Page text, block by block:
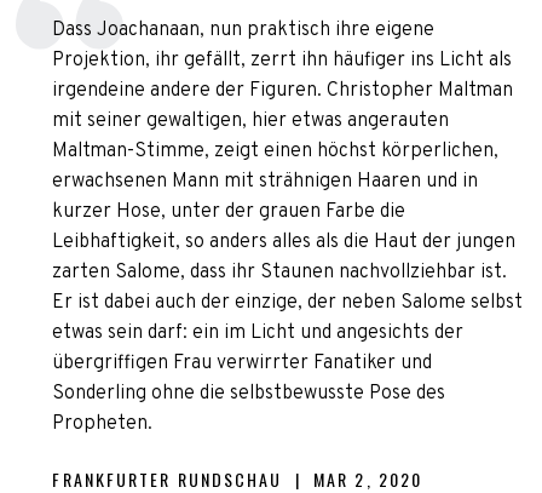
Dass Joachanaan, nun praktisch ihre eigene
Projektion, ihr gefällt, zerrt ihn häufiger ins Licht als
irgendeine andere der Figuren. Christopher Maltman
mit seiner gewaltigen, hier etwas angerauten
Maltman-Stimme, zeigt einen höchst körperlichen,
erwachsenen Mann mit strähnigen Haaren und in
kurzer Hose, unter der grauen Farbe die
Leibhaftigkeit, so anders alles als die Haut der jungen
zarten Salome, dass ihr Staunen nachvollziehbar ist.
Er ist dabei auch der einzige, der neben Salome selbst
etwas sein darf: ein im Licht und angesichts der
übergriffigen Frau verwirrter Fanatiker und
Sonderling ohne die selbstbewusste Pose des
Propheten.
FRANKFURTER RUNDSCHAU | MAR 2, 2020